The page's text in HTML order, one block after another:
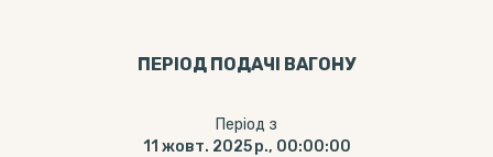
ПЕРІОД ПОДАЧІ ВАГОНУ
Період з
11 жовт. 2025 р., 00:00:00